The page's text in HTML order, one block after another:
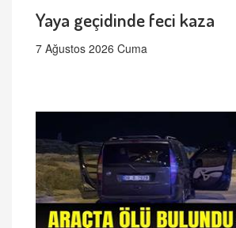
Yaya geçidinde feci kaza
7 Ağustos 2026 Cuma